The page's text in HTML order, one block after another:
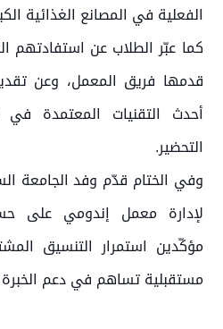
الفعلية في المصانع الغذائية
كما عبّر الطلاب عن استفادتهم
قدمها فريق المعمل، وعن
أحدث التقنيات المعتمدة في
التحضير.
لإدارة معمل إندومي على
مؤكّدين استمرار التنسيق
مستقبلية تساهم في دعم الخبرة